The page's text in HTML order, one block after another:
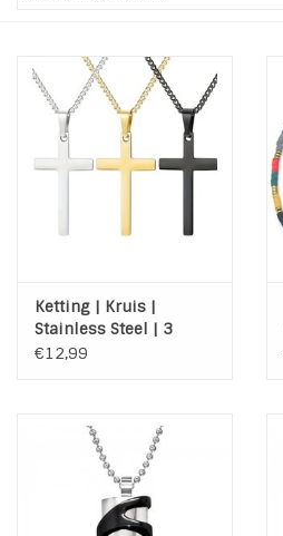
Haaraccesoires
Zonnebrillen
Fashion
ON THE BEACH
Charmin*s
Ohlala Jewels
LIFESTYLE PRODUCTEN
Ketting | Kruis |
Stainless Steel | 3
kleuren
€12,99